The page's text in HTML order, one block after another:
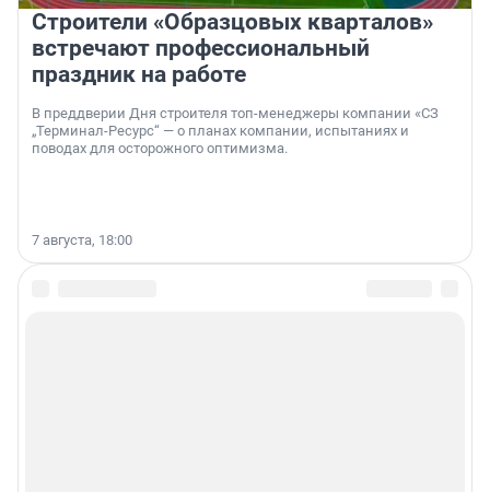
Строители «Образцовых кварталов»
встречают профессиональный
праздник на работе
В преддверии Дня строителя топ-менеджеры компании «СЗ
„Терминал-Ресурс“ — о планах компании, испытаниях и
поводах для осторожного оптимизма.
7 августа, 18:00